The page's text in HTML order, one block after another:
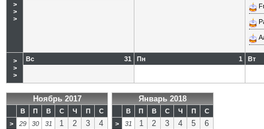
>
>
>
>
>
>
31
Вс 1
Пн Вт
Ноябрь 2017
В П В С Ч П
С
>
29 30 31 1 2 3 4
Январь 2018
В П В С Ч П
С
>
31 1 2 3 4 5 6